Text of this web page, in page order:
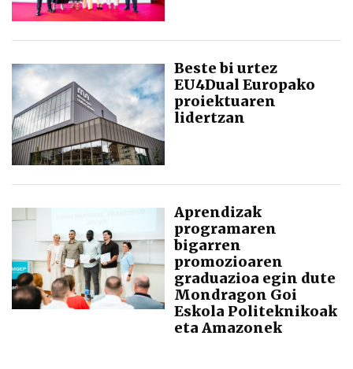
Beste bi urtez
EU4Dual Europako
proiektuaren
lidertzan
Aprendizak
programaren
bigarren
promozioaren
graduazioa egin dute
Mondragon Goi
Eskola Politeknikoak
eta Amazonek